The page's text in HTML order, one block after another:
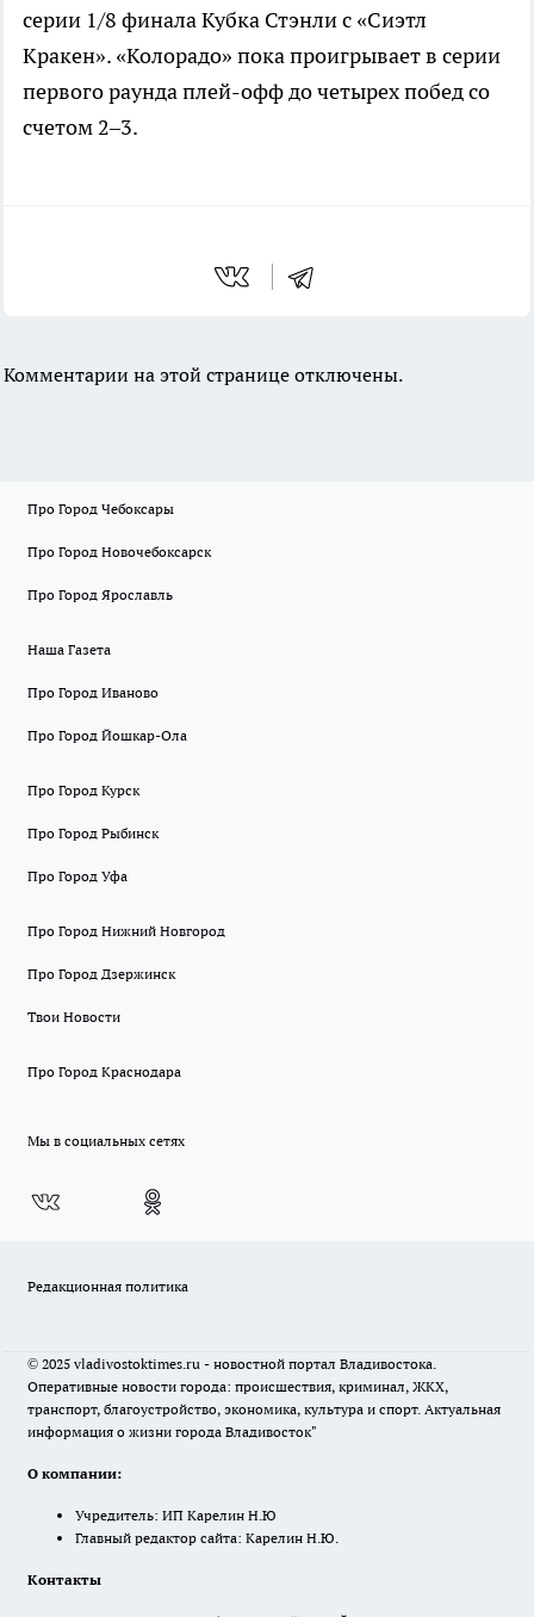
серии 1/8 финала Кубка Стэнли с «Сиэтл
Кракен». «Колорадо» пока проигрывает в серии
первого раунда плей-офф до четырех побед со
счетом 2–3.
Комментарии на этой странице отключены.
Про Город Чебоксары
Про Город Новочебоксарск
Про Город Ярославль
Наша Газета
Про Город Иваново
Про Город Йошкар-Ола
Про Город Курск
Про Город Рыбинск
Про Город Уфа
Про Город Нижний Новгород
Про Город Дзержинск
Твои Новости
Про Город Краснодара
Мы в социальных сетях
Редакционная политика
© 2025 vladivostoktimes.ru - новостной портал Владивостока.
Оперативные новости города: происшествия, криминал, ЖКХ,
транспорт, благоустройство, экономика, культура и спорт. Актуальная
информация о жизни города Владивосток"
О компании:
Учредитель: ИП Карелин Н.Ю
Главный редактор сайта: Карелин Н.Ю.
Контакты